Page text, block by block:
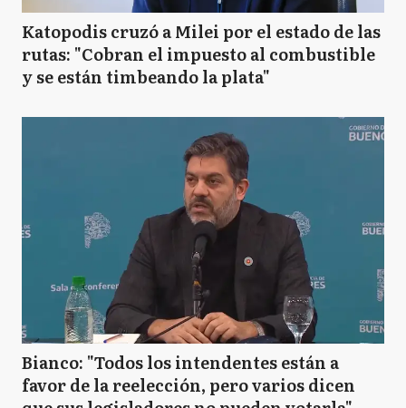
Katopodis cruzó a Milei por el estado de las
rutas: "Cobran el impuesto al combustible
y se están timbeando la plata"
Bianco: "Todos los intendentes están a
favor de la reelección, pero varios dicen